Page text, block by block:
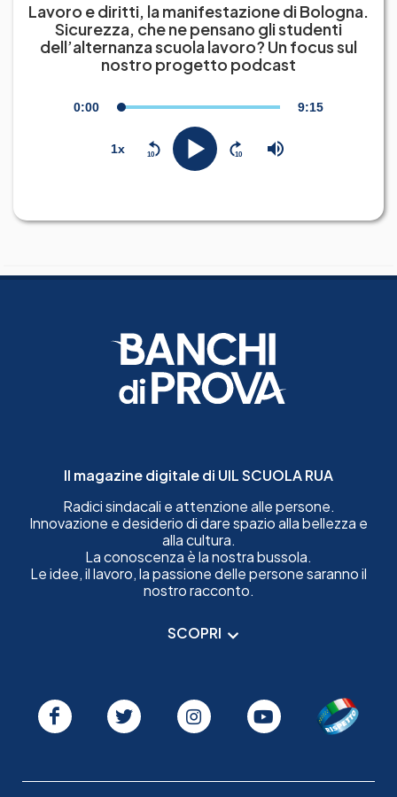
Lavoro e diritti, la manifestazione di Bologna.
Sicurezza, che ne pensano gli studenti
dell’alternanza scuola lavoro? Un focus sul
nostro progetto podcast
Il magazine digitale di UIL SCUOLA RUA
Radici sindacali e attenzione alle persone.
Innovazione e desiderio di dare spazio alla bellezza e
alla cultura.
La conoscenza è la nostra bussola.
Le idee, il lavoro, la passione delle persone saranno il
nostro racconto.
SCOPRI